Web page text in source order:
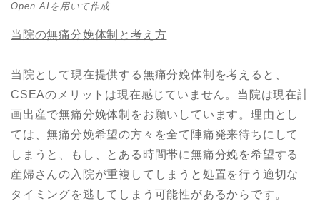
Open AIを用いて作成
当院の無痛分娩体制と考え方
当院として現在提供する無痛分娩体制を考えると、
CSEAのメリットは現在感じていません。当院は現在計
画出産で無痛分娩体制をお願いしています。理由とし
ては、無痛分娩希望の方々を全て陣痛発来待ちにして
しまうと、もし、とある時間帯に無痛分娩を希望する
産婦さんの入院が重複してしまうと処置を行う適切な
タイミングを逃してしまう可能性があるからです。